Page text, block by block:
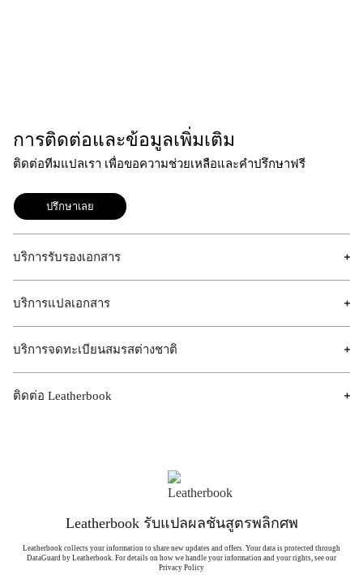
การติดต่อและข้อมูลเพิ่มเติม
ติดต่อทีมแปลเรา เพื่อขอความช่วยเหลือและคำปรึกษาฟรี
ปรึกษาเลย
บริการรับรองเอกสาร
บริการแปลเอกสาร
บริการจดทะเบียนสมรสต่างชาติ
ติดต่อ Leatherbook
Leatherbook รับแปลผลชันสูตรพลิกศพ
Leatherbook collects your information to share new updates and offers. Your data is protected through
DataGuard by Leatherbook. For details on how we handle your information and your rights, see our
Privacy Policy